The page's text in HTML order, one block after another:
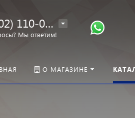
+7 (902) 110-00-22
Мы ответим!
О МАГАЗИНЕ